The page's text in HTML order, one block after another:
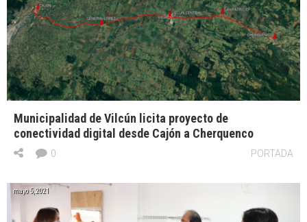
Municipalidad de Vilcún licita proyecto de
conectividad digital desde Cajón a Cherquenco
PORTADA
0
mayo 5, 2021